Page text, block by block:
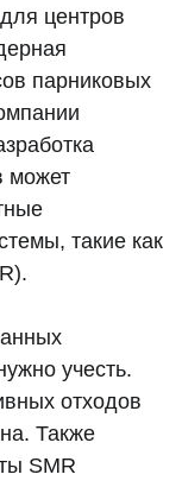
центров
парниковых
может
такие как
учесть.
отходов
Также
SMR